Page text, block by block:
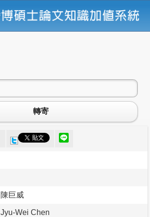
轉寄
陳巨威
Jyu-Wei Chen